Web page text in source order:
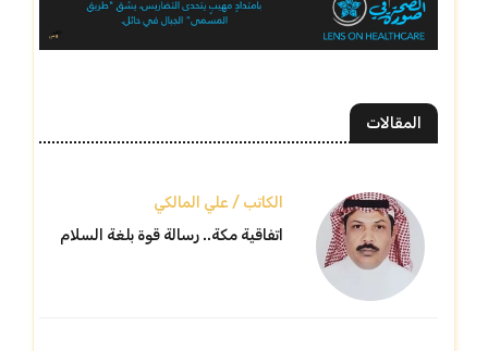
المقالات
الكاتب / علي المالكي
اتفاقية مكة.. رسالة قوة بلغة السلام